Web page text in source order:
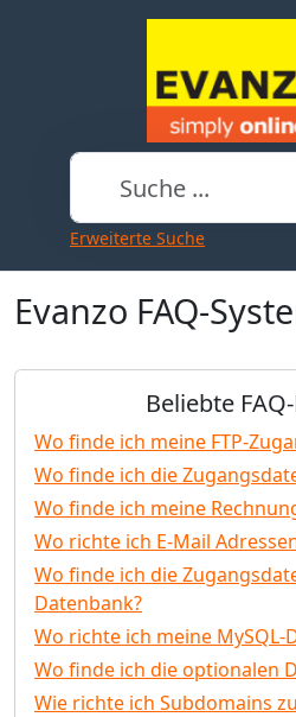
Erweiterte Suche
Evanzo FAQ-
Beliebte
Wo finde ich meine FTP-
Wo finde ich die
Wo finde ich meine
Wo richte ich E-Mail
Wo finde ich die
Datenbank?
Wo richte ich meine MySQL-
Wo finde ich die optionalen
Wie richte ich Subdomains